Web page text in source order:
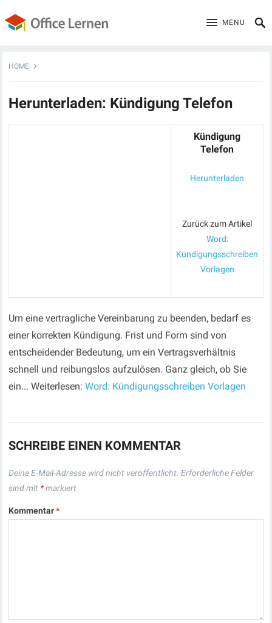
MENU
HOME
Herunterladen: Kündigung Telefon
Kündigung
Telefon
Herunterladen
Zurück zum Artikel
Word:
Kündigungsschreiben
Vorlagen
Um eine vertragliche Vereinbarung zu beenden, bedarf es
einer korrekten Kündigung. Frist und Form sind von
entscheidender Bedeutung, um ein Vertragsverhältnis
schnell und reibungslos aufzulösen. Ganz gleich, ob Sie
ein... Weiterlesen:Word: Kündigungsschreiben Vorlagen
SCHREIBE EINEN KOMMENTAR
Deine E-Mail-Adresse wird nicht veröffentlicht. Erforderliche Felder
sind mit *markiert
Kommentar*